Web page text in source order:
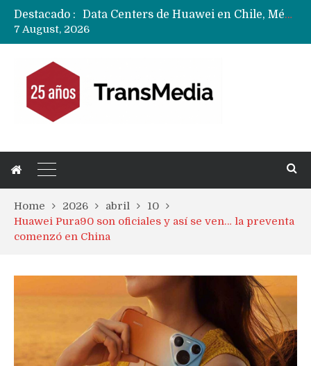
Destacado :
Data Centers de Huawei en Chile, México, Brasil,Perú y Argentina podrían verse afectados por arremetida de EE.UU
7 August, 2026
Home 2026 abril
10
Huawei Pura90 son oficiales y así se ven… la preventa
comenzó en China